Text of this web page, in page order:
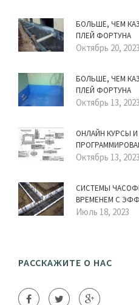
БОЛЬШЕ, ЧЕМ
ПЛЕЙ ФОРТУНА
Октябрь 20, 2023
БОЛЬШЕ, ЧЕМ
ПЛЕЙ ФОРТУНА
Октябрь 13, 2023
ОНЛАЙН КУРСЫ И
Октябрь 13, 2023
СИСТЕМЫ
ВРЕМЕНЕМ С
Июль 18, 2023
РАССКАЖИТЕ О НАС